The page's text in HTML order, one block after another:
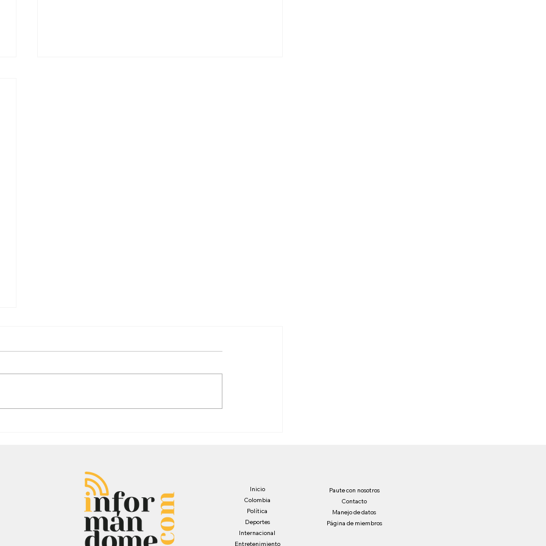
Inicio
Colombia
Política
Deportes
Internacional
Entretenimiento
Paute con nosotros
Contacto
Manejo de datos
Página de miembros